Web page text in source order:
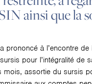
ainsi que
à l’encontre
pour l’intégralité de
assortie du sursis